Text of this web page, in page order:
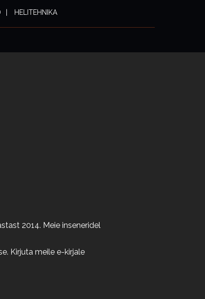
HELITEHNIKA
2014. Meie inseneridel
Kirjuta meile e-kirjale